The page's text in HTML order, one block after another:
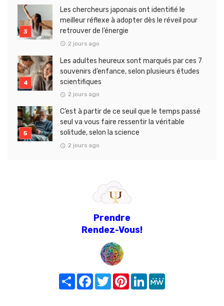
Les chercheurs japonais ont identifié le
meilleur réflexe à adopter dès le réveil pour
retrouver de l’énergie
2 jours ago
Les adultes heureux sont marqués par ces 7
souvenirs d’enfance, selon plusieurs études
scientifiques
2 jours ago
C’est à partir de ce seuil que le temps passé
seul va vous faire ressentir la véritable
solitude, selon la science
2 jours ago
Prendre
Rendez-Vous!
Share FacebookTwitterPinterest
LinkedIn